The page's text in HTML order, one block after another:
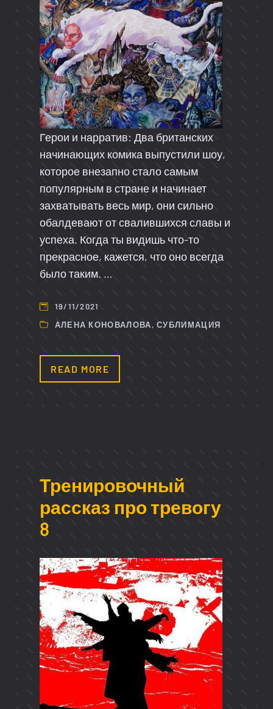
Герои и нарратив: Два британских
начинающих комика выпустили шоу,
которое внезапно стало самым
популярным в стране и начинает
захватывать весь мир, они сильно
обалдевают от свалившихся славы и
успеха. Когда ты видишь что-то
прекрасное, кажется, что оно всегда
было таким. …
19/11/2021
АЛЕНА КОНОВАЛОВА,СУБЛИМАЦИЯ
READ MORE
Тренировочный
рассказ про тревогу
8